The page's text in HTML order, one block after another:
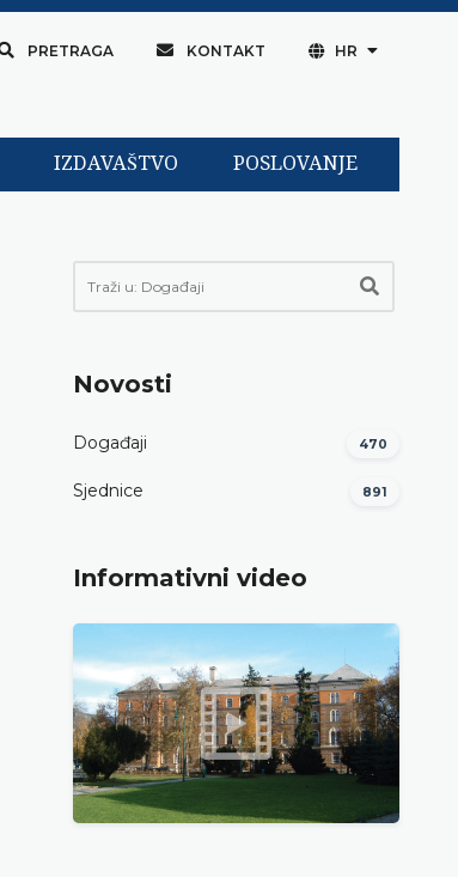
PRETRAGA KONTAKT HR
IZDAVAŠTVO POSLOVANJE
Novosti
Događaji 470
Sjednice 891
Informativni video